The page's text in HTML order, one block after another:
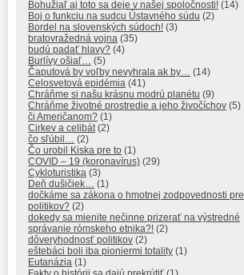
Bohužiaľ aj toto sa deje v našej spoločnosti! (14)
Boj o funkciu na sudcu Ústavného súdu (2)
Bordel na slovenských súdoch! (3)
bratovražedná vojna (35)
budú padať hlavy? (4)
Burlívy ošiaľ… (5)
Čaputová by voľby nevyhrala ak by… (14)
Celosvetová epidémia (41)
Chráňme si našu krásnu modrú planétu (9)
Chráňme životné prostredie a jeho živočíchov (5)
či Američanom? (1)
Cirkev a celibát(2)
čo sľúbil… (2)
Čo urobil Kiska pre to (1)
COVID – 19 (koronavírus) (29)
Cykloturistika (3)
Deň dušičiek… (1)
dočkáme sa zákona o hmotnej zodpovednosti pre
politikov? (2)
dokedy sa mienite nečinne prizerať na výstredné
správanie rómskeho etnika?! (2)
dôveryhodnosť politikov (2)
eštebáci boli iba pioniermi totality (1)
Eutanázia (1)